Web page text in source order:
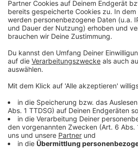
© picture alliance/dpa | Fabian
Sahra Wagenknecht - die
Bündnis Sahra Wagenknecht (r,
Mohamed-Ali, Co-Vorsitzende
Anzeige
Bundestagswahl 2025 - Stellt
Spitzenpolitikern eure Frage
Anzeige